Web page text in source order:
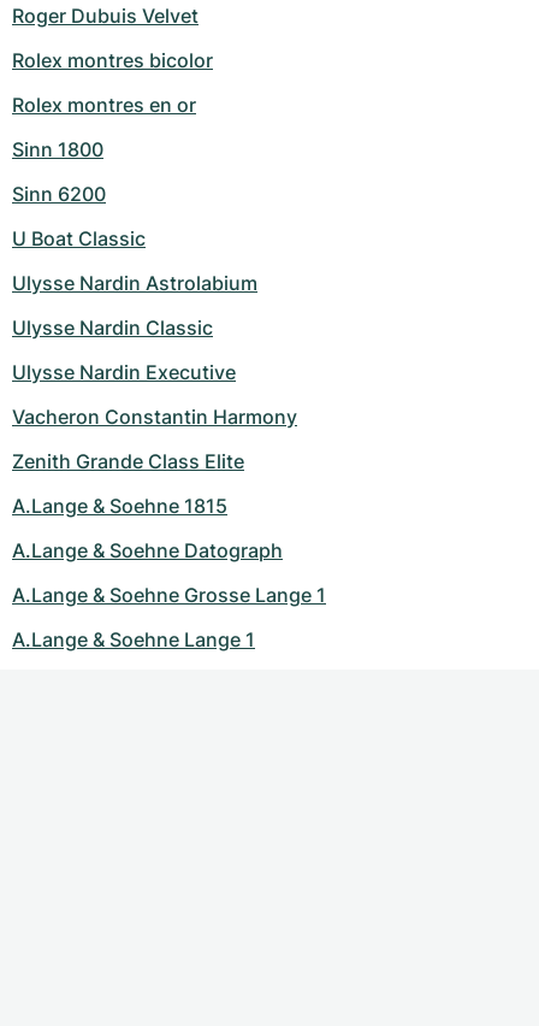
Roger Dubuis Velvet
Rolex montres bicolor
Rolex montres en or
Sinn 1800
Sinn 6200
U Boat Classic
Ulysse Nardin Astrolabium
Ulysse Nardin Classic
Ulysse Nardin Executive
Vacheron Constantin Harmony
Zenith Grande Class Elite
A.Lange & Soehne 1815
A.Lange & Soehne Datograph
A.Lange & Soehne Grosse Lange 1
A.Lange & Soehne Lange 1